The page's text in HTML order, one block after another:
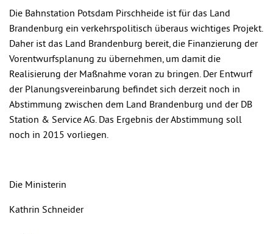
Die Bahnstation Potsdam Pirschheide ist für das Land
Brandenburg ein verkehrspolitisch überaus wichtiges Projekt.
Daher ist das Land Brandenburg bereit, die Finanzierung der
Vorentwurfsplanung zu übernehmen, um damit die
Realisierung der Maßnahme voran zu bringen. Der Entwurf
der Planungsvereinbarung befindet sich derzeit noch in
Abstimmung zwischen dem Land Brandenburg und der DB
Station & Service AG. Das Ergebnis der Abstimmung soll
noch in 2015 vorliegen.
Die Ministerin
Kathrin Schneider